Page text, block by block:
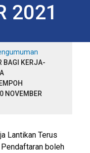
2021
BAGI KERJA-
NOVEMBER
Lantikan Terus
boleh